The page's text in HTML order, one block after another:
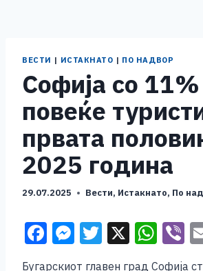
ВЕСТИ | ИСТАКНАТО | ПО НАДВОР
Софија со 11%
повеќе
првата
2025 година
29.07.2025 Вести, Истакнато, По
F M T X W
h
Vi
Бугарскиот главен град Софија